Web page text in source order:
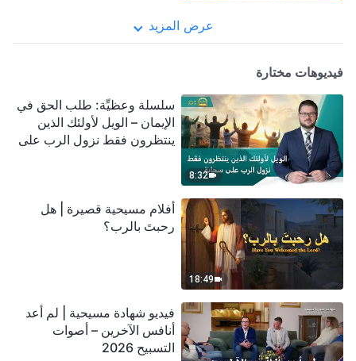
عرض المزيد
فيديوهات مختارة
8:32
سلسلة وعظيِّة: طلب الحق في
الإيمان – الويل لأولئك الذين
ينتظرون فقط نزول الرب على
18:49
أفلام مسيحية قصيرة | هل
رحبتَ بالرب؟
فيديو شهادة مسيحية | لم أعد
أنافس الآخرين – أصوات
التسبيح 2026